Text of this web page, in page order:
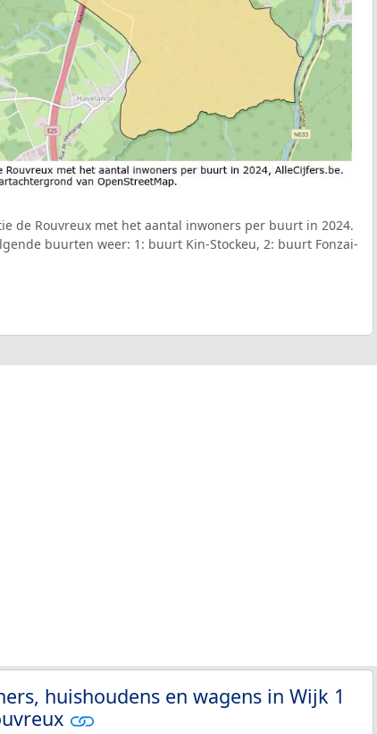
de Rouvreux met het aantal inwoners per buurt in 2024.
buurten weer: 1: buurt Kin-Stockeu, 2: buurt Fonzai-
huishoudens en wagens in Wijk 1